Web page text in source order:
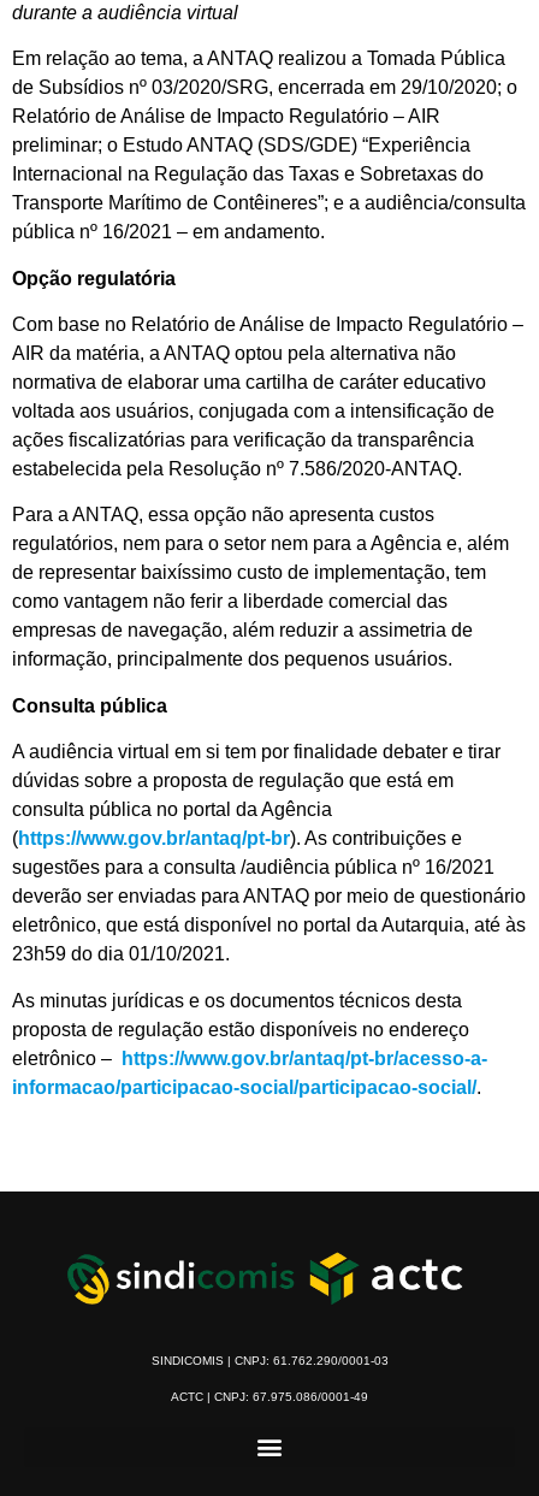
durante a audiência virtual
Em relação ao tema, a ANTAQ realizou a Tomada Pública
de Subsídios nº 03/2020/SRG, encerrada em 29/10/2020; o
Relatório de Análise de Impacto Regulatório – AIR
preliminar; o Estudo ANTAQ (SDS/GDE) “Experiência
Internacional na Regulação das Taxas e Sobretaxas do
Transporte Marítimo de Contêineres”; e a audiência/consulta
pública nº 16/2021 – em andamento.
Opção regulatória
Com base no Relatório de Análise de Impacto Regulatório –
AIR da matéria, a ANTAQ optou pela alternativa não
normativa de elaborar uma cartilha de caráter educativo
voltada aos usuários, conjugada com a intensificação de
ações fiscalizatórias para verificação da transparência
estabelecida pela Resolução nº 7.586/2020-ANTAQ.
Para a ANTAQ, essa opção não apresenta custos
regulatórios, nem para o setor nem para a Agência e, além
de representar baixíssimo custo de implementação, tem
como vantagem não ferir a liberdade comercial das
empresas de navegação, além reduzir a assimetria de
informação, principalmente dos pequenos usuários.
Consulta pública
A audiência virtual em si tem por finalidade debater e tirar
dúvidas sobre a proposta de regulação que está em
consulta pública no portal da Agência
(https://www.gov.br/antaq/pt-br). As contribuições e
sugestões para a consulta /audiência pública nº 16/2021
deverão ser enviadas para ANTAQ por meio de questionário
eletrônico, que está disponível no portal da Autarquia, até às
23h59 do dia 01/10/2021.
As minutas jurídicas e os documentos técnicos desta
proposta de regulação estão disponíveis no endereço
eletrônico –
https://www.gov.br/antaq/pt-br/acesso-a-
informacao/participacao-social/participacao-social/.
SINDICOMIS | CNPJ: 61.762.290/0001-03
ACTC | CNPJ: 67.975.086/0001-49